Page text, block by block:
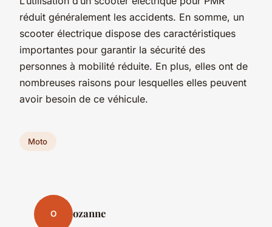
réduit généralement les accidents. En somme, un
scooter électrique dispose des caractéristiques
importantes pour garantir la sécurité des
personnes à mobilité réduite. En plus, elles ont de
nombreuses raisons pour lesquelles elles peuvent
avoir besoin de ce véhicule.
Moto
O ozanne